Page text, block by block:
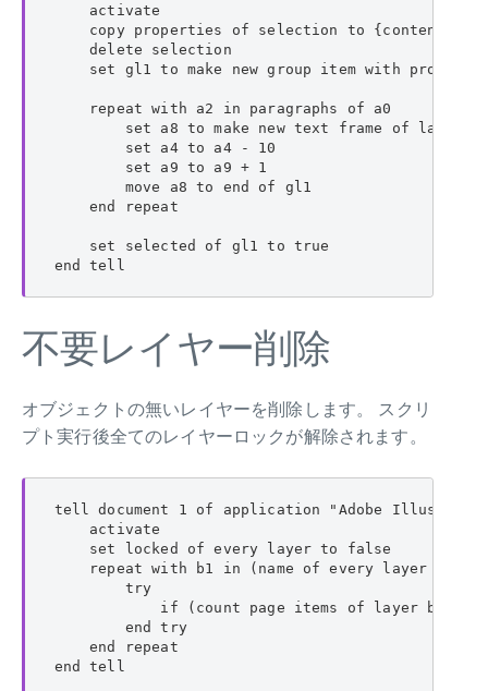
    activate
copy properties of selection to
    delete selection
set gl1 to make new group item with
    repeat with a2 in paragraphs of a0
set a8 to make new text frame of layer
        set a4 to a4 - 10
        set a9 to a9 + 1
        move a8 to end of gl1
    end repeat
    set selected of gl1 to true
end tell
不要レイヤー削除
オブジェクトの無いレイヤーを削除します。 スクリ
プト実行後全てのレイヤーロックが解除されます。
tell document 1 of application "Adobe
    activate
    set locked of every layer to false
repeat with b1 in (name of every layer as
        try
if (count page items of layer b1) =
        end try
    end repeat
end tell